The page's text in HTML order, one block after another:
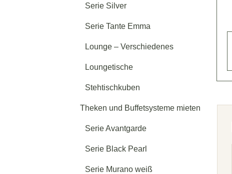
Serie Silver
Serie Tante Emma
Lounge – Verschiedenes
Loungetische
Stehtischkuben
Theken und Buffetsysteme mieten
Serie Avantgarde
Serie Black Pearl
Serie Murano weiß